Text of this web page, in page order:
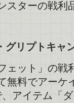
スターの戦利
グリプトキャ
ェット」の戦
無料でアーケ
アイテム「